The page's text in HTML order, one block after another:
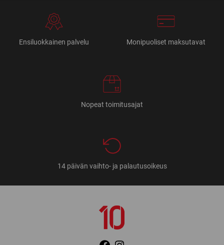
Ensiluokkainen palvelu Monipuoliset maksutavat
Nopeat toimitusajat
14 päivän vaihto- ja palautusoikeus